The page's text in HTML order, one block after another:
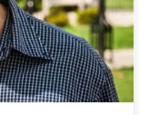
Альберт